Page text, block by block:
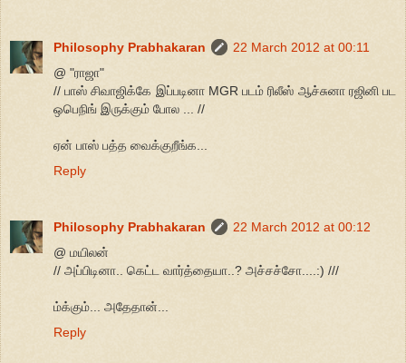
Philosophy Prabhakaran
22 March 2012 at 00:11
@ "ராஜா"
// பாஸ் சிவாஜிக்கே இப்படினா MGR படம் ரிலீஸ் ஆச்சுனா ரஜினி பட
ஒபெநிங் இருக்கும் போல ... //
ஏன் பாஸ் பத்த வைக்குறீங்க...
Reply
Philosophy Prabhakaran
22 March 2012 at 00:12
@ மயிலன்
// அப்பிடினா.. கெட்ட வார்த்தையா..? அச்சச்சோ....:) ///
ம்க்கும்... அதேதான்...
Reply